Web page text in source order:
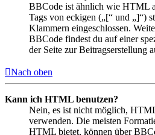
BBCode ist ähnlich wie HTML
Tags von eckigen („[“ und „]“)
Klammern eingeschlossen.
BBCode findest du auf einer
der Seite zur Beitragserstellung
Nach oben
Kann ich HTML benutzen?
Nein, es ist nicht möglich,
verwenden. Die meisten
HTML bietet, können über